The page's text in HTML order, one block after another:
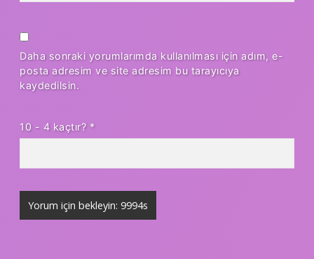
Daha sonraki yorumlarımda kullanılması için adım, e-
posta adresim ve site adresim bu tarayıcıya
kaydedilsin.
10 - 4 kaçtır? *